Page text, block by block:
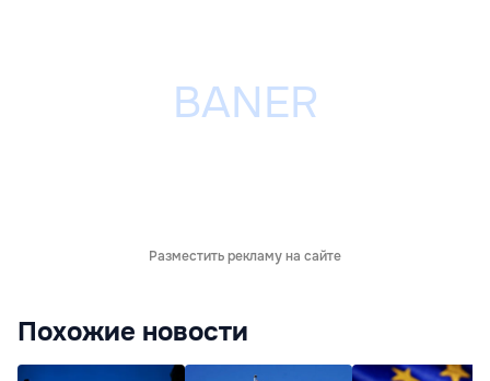
Разместить рекламу на сайте
Похожие новости